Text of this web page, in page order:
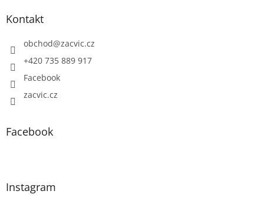
Kontakt
obchod@zacvic.cz
+420 735 889 917
Facebook
zacvic.cz
Facebook
Instagram